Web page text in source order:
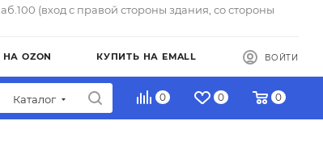
(вход с правой стороны здания, со стороны
OZON КУПИТЬ НА EMALL ВОЙТИ
Каталог 0 0 0